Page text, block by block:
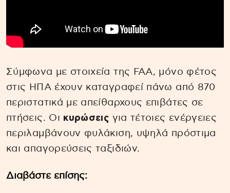
Σύμφωνα με στοιχεία της FAA, μόνο φέτος
στις ΗΠΑ έχουν καταγραφεί πάνω από 870
περιστατικά με απείθαρχους επιβάτες σε
πτήσεις. Οι κυρώσεις για τέτοιες ενέργειες
περιλαμβάνουν φυλάκιση, υψηλά πρόστιμα
και απαγορεύσεις ταξιδιών.
Διαβάστε επίσης: